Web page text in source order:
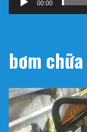
00:00
bơm
Trình
chơi
Video